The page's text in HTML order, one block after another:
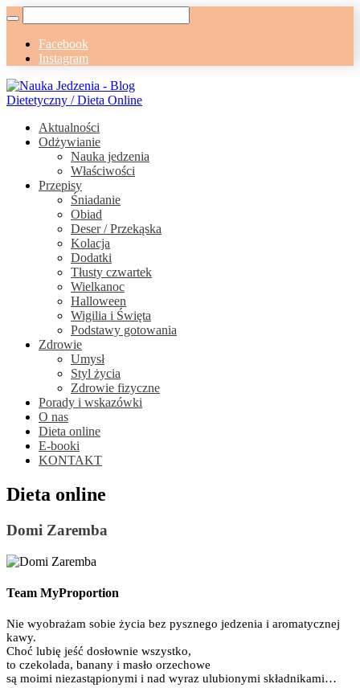
Facebook
Instagram
Aktualności
Odżywianie
Nauka jedzenia
Właściwości
Przepisy
Śniadanie
Obiad
Deser / Przekąska
Kolacja
Dodatki
Tłusty czwartek
Wielkanoc
Halloween
Wigilia i Święta
Podstawy gotowania
Zdrowie
Umysł
Styl życia
Zdrowie fizyczne
Porady i wskazówki
O nas
Dieta online
E-booki
KONTAKT
Dieta online
Domi Zaremba
Team MyProportion
Nie wyobrażam sobie życia bez pysznego jedzenia i aromatycznej
kawy.
Choć lubię jeść dosłownie wszystko,
to czekolada, banany i masło orzechowe
są moimi niezastąpionymi i nad wyraz ulubionymi składnikami…